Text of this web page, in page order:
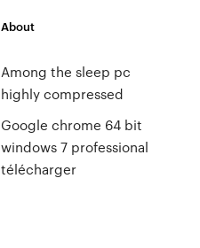
About
Among the sleep pc
highly compressed
Google chrome 64 bit
windows 7 professional
télécharger